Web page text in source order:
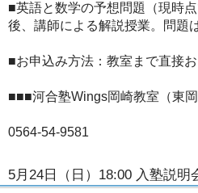
■英語と数学の予想問題（現時
後、講師による解説授業。問題
■お申込み方法：教室まで直接お
■■■河合塾Wings岡崎教室（東岡
0564-54-9581
5月24日（日）18:00 入塾説明